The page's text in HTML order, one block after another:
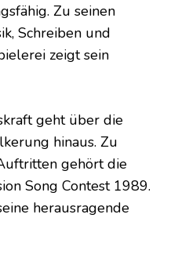
Zu seinen
Schreiben und
zeigt sein
geht über die
hinaus. Zu
gehört die
Song Contest 1989.
herausragende